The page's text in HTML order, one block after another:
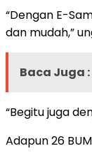
“Dengan E-
dan mudah,”
Baca Juga :
“Begitu juga
Adapun 26